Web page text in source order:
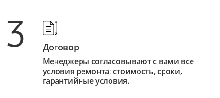
3 Договор
Менеджеры согласовывают с вами все
условия ремонта: стоимость, сроки,
гарантийные условия.